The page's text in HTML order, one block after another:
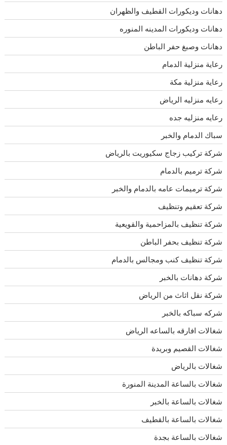
دهانات وديكورات القطيف والظهران
دهانات وديكورات المدينه المنوره
دهانات وصبغ حفر الباطن
رعاية منزلية الدمام
رعاية منزلية مكة
رعايه منزليه الرياض
رعايه منزليه جده
سباك الدمام والخبر
شركة تركيب زجاج سكيوريت بالرياض
شركة ترميم بالدمام
شركة ترميمات عامه بالدمام والخبر
شركة تعقيم وتنظيف
شركة تنظيف بالمزاحمية والقويعية
شركة تنظيف بحفر الباطن
شركة تنظيف كنب ومجالس بالدمام
شركة دهانات بالخبر
شركة نقل اثاث من الرياض
شركه سباكه بالخبر
شغالات افارقه بالساعه الرياض
شغالات القصيم وبريدة
شغالات بالرياض
شغالات بالساعة المدينة المنورة
شغالات بالساعة بالخبر
شغالات بالساعة بالقطيف
شغالات بالساعة بجدة